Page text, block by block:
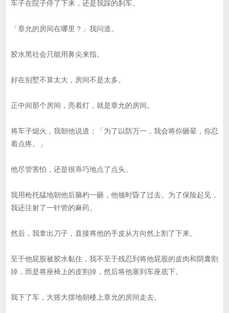
车子在院子停了下来，还是我踩的刹车。
「章允的房间在哪里？」我问道。
胶水黑社会只能用鼻尖来指。
好在别墅不算太大，房间不是太多。
正中间那个房间，亮着灯，就是章允的房间。
将车子熄火，我朝他说道：「为了以防万一，我会将你砸晕，你忍
着点疼。」
他尽管害怕，还是很乖巧地点了点头。
我用枪托猛地朝他后脑杓一砸，他顿时昏了过去。为了保险起见，
我还注射了一针管的麻药。
然后，我拿出刀子，直接将他的手皮从方向然上割了下来。
至于他屁股被胶水黏住，我不至于残忍到将他屁股的皮肉和阴囊割
掉，而是将座椅上的皮割掉，然后将他塞到车座底下。
我下了车，大摇大摆地朝楼上章允的房间走去。